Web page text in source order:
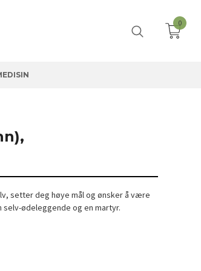
0
setter deg høye mål og ønsker å være
selv-ødeleggende og en martyr.